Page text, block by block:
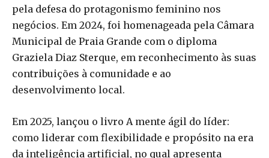
pela defesa do protagonismo feminino nos
negócios. Em 2024, foi homenageada pela Câmara
Municipal de Praia Grande com o diploma
Graziela Diaz Sterque, em reconhecimento às suas
contribuições à comunidade e ao
desenvolvimento local.
Em 2025, lançou o livro A mente ágil do líder:
como liderar com flexibilidade e propósito na era
da inteligência artificial, no qual apresenta